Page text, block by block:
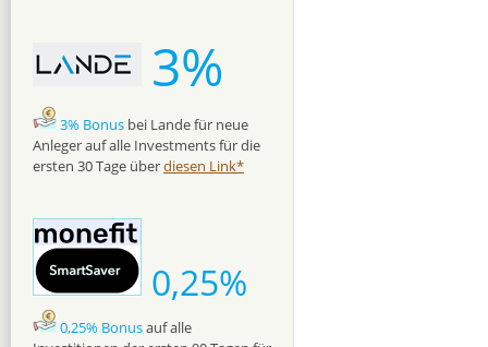
3%
3% Bonus bei Lande für neue
Anleger auf alle Investments für die
ersten 30 Tage überdiesen Link*
0,25%
0,25% Bonusauf alle